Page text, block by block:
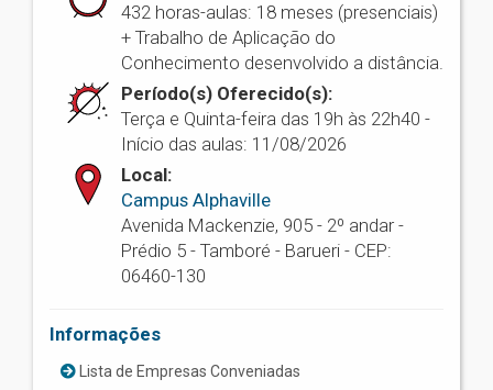
432 horas-aulas: 18 meses (presenciais)
+ Trabalho de Aplicação do
Conhecimento desenvolvido a distância.
Período(s) Oferecido(s):
Terça e Quinta-feira das 19h às 22h40 -
Início das aulas: 11/08/2026
Local:
Campus Alphaville
Avenida Mackenzie, 905 - 2º andar -
Prédio 5 - Tamboré - Barueri - CEP:
06460-130
Informações
Lista de Empresas Conveniadas